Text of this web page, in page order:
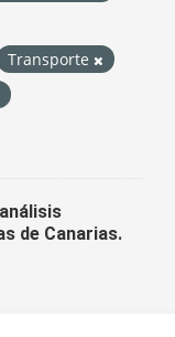
Transporte
de Canarias.